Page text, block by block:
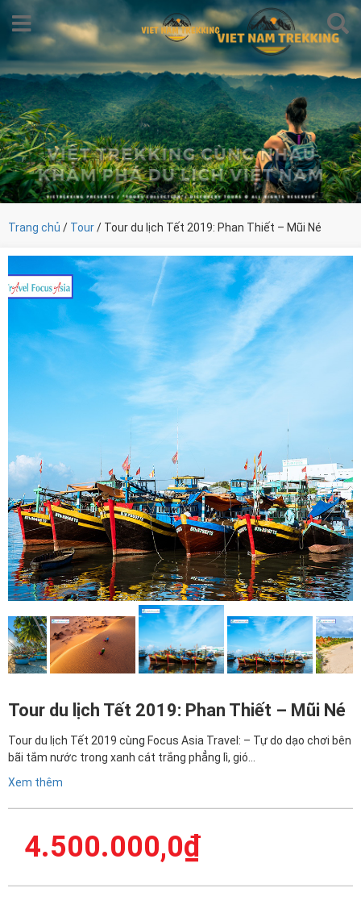
Trang chủ / Tour/ Tour du lịch Tết 2019: Phan Thiết – Mũi Né
Tour du lịch Tết 2019: Phan Thiết – Mũi Né
Tour du lịch Tết 2019 cùng Focus Asia Travel: – Tự do dạo chơi bên
bãi tắm nước trong xanh cát trắng phẳng lì, gió…
Xem thêm
4.500.000,0₫